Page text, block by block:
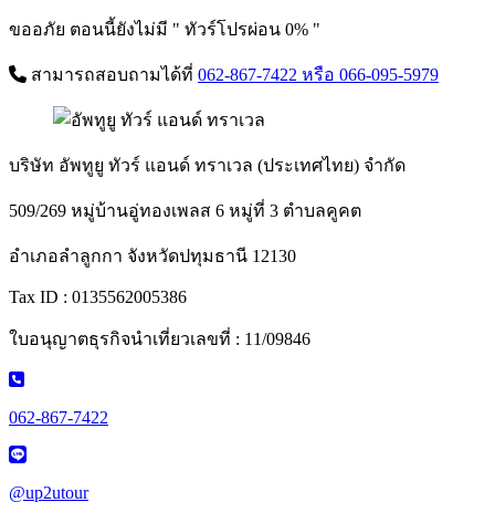
ขออภัย ตอนนี้ยังไม่มี " ทัวร์โปรผ่อน 0% "
สามารถสอบถามได้ที่ 062-867-7422 หรือ 066-095-5979
บริษัท อัพทูยู ทัวร์ แอนด์ ทราเวล (ประเทศไทย) จำกัด
509/269 หมู่บ้านอู่ทองเพลส 6 หมู่ที่ 3 ตำบลคูคต
อำเภอลำลูกกา จังหวัดปทุมธานี 12130
Tax ID : 0135562005386
ใบอนุญาตธุรกิจนำเที่ยวเลขที่ : 11/09846
062-867-7422
@up2utour